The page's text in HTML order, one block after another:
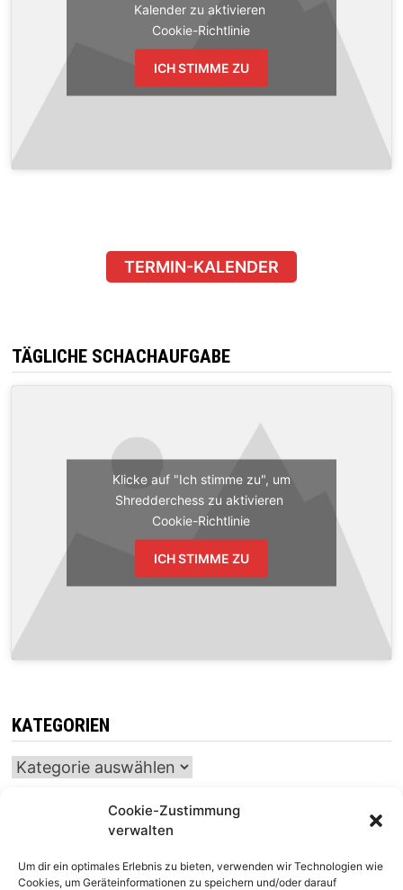
Cookie-Zustimmung
verwalten
Um dir ein optimales Erlebnis zu bieten, verwenden wir Technologien wie
Cookies, um Geräteinformationen zu speichern und/oder darauf
Kalender zu aktivieren
Cookie-Richtlinie
ICH STIMME ZU
TERMIN-KALENDER
TÄGLICHE SCHACHAUFGABE
Klicke auf "Ich stimme zu", um
Shredderchess zu aktivieren
Cookie-Richtlinie
ICH STIMME ZU
KATEGORIEN
Kategorien
SCHACHTICKER